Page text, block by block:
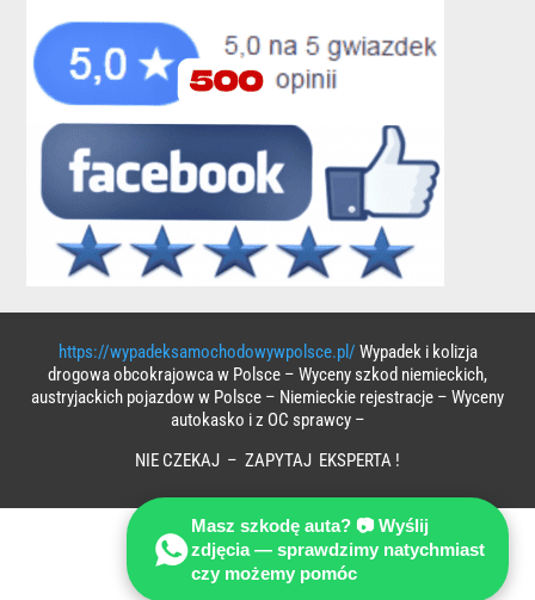
https://wypadeksamochodowywpolsce.pl/ Wypadek i kolizja
drogowa obcokrajowca w Polsce – Wyceny szkod niemieckich,
austryjackich pojazdow w Polsce – Niemieckie rejestracje – Wyceny
autokasko i z OC sprawcy –
NIE CZEKAJ – ZAPYTAJ EKSPERTA !
Masz szkodę auta? 📷 Wyślij
zdjęcia — sprawdzimy natychmiast
czy możemy pomóc